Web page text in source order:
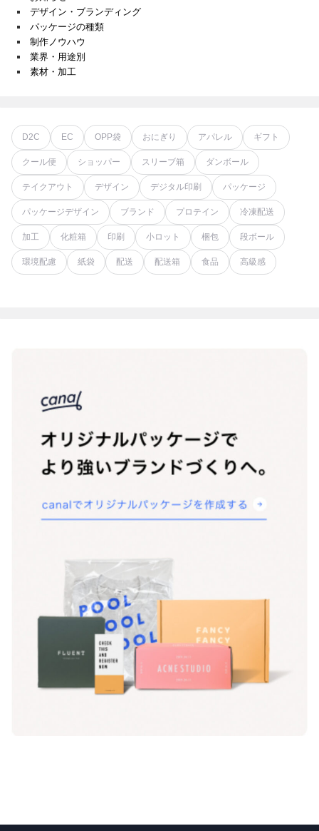
デザイン・ブランディング
パッケージの種類
制作ノウハウ
業界・用途別
素材・加工
D2C EC OPP袋 おにぎり アパレル ギフト
クール便 ショッパー スリーブ箱 ダンボール
テイクアウト デザイン デジタル印刷 パッケージ
パッケージデザイン ブランド プロテイン 冷凍配送
加工 化粧箱 印刷 小ロット 梱包 段ボール
環境配慮 紙袋 配送 配送箱 食品 高級感